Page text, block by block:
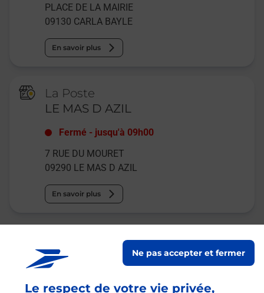
Le respect de votre vie privée,
Ne pas accepter et fermer
PLACE DE LA MAIRIE
09130 CARLA BAYLE
En savoir plus
La Poste
LE MAS D AZIL
Fermé - jusqu'à 09h00
7 RUE DU MOURET
09290 LE MAS D AZIL
En savoir plus
La Poste
en ligne